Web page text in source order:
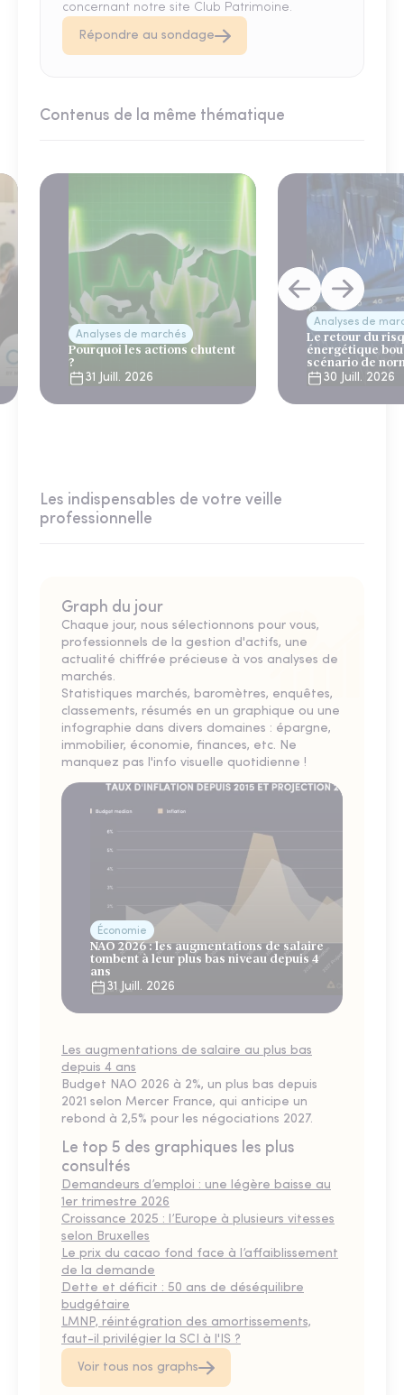
concernant notre site Club Patrimoine.
Répondre au sondage
Contenus de la même thématique
Analyses de marchés
Pourquoi les actions chutent
?
31 Juill. 2026
Analyses de
Le retour du
énergétique
scénario de
30 Juill. 2026
Les indispensables de votre veille
professionnelle
Graph du jour
Chaque jour, nous sélectionnons pour vous,
professionnels de la gestion d'actifs, une
actualité chiffrée précieuse à vos analyses de
marchés.
Statistiques marchés, baromètres, enquêtes,
classements, résumés en un graphique ou une
infographie dans divers domaines : épargne,
immobilier, économie, finances, etc. Ne
manquez pas l'info visuelle quotidienne !
Économie
NAO 2026 : les augmentations de salaire
tombent à leur plus bas niveau depuis 4
ans
31 Juill. 2026
Les augmentations de salaire au plus bas
depuis 4 ans
Budget NAO 2026 à 2%, un plus bas depuis
2021 selon Mercer France, qui anticipe un
rebond à 2,5% pour les négociations 2027.
Le top 5 des graphiques les plus
consultés
Demandeurs d’emploi : une légère baisse au
1er trimestre 2026
Croissance 2025 : l’Europe à plusieurs vitesses
selon Bruxelles
Le prix du cacao fond face à l’affaiblissement
de la demande
Dette et déficit : 50 ans de déséquilibre
budgétaire
LMNP, réintégration des amortissements,
faut-il privilégier la SCI à l'IS ?
Voir tous nos graphs